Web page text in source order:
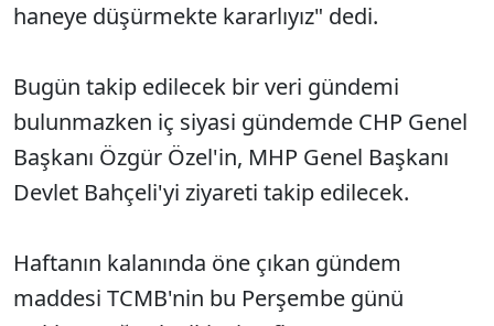
haneye düşürmekte kararlıyız" dedi.
Bugün takip edilecek bir veri gündemi
bulunmazken iç siyasi gündemde CHP Genel
Başkanı Özgür Özel'in, MHP Genel Başkanı
Devlet Bahçeli'yi ziyareti takip edilecek.
Haftanın kalanında öne çıkan gündem
maddesi TCMB'nin bu Perşembe günü